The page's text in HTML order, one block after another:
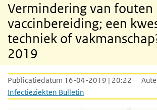
Vermindering van fouten
vaccinbereiding; een
techniek of
2019
Publicatiedatum 16-04-2019 | 20:22
Infectieziekten Bulletin